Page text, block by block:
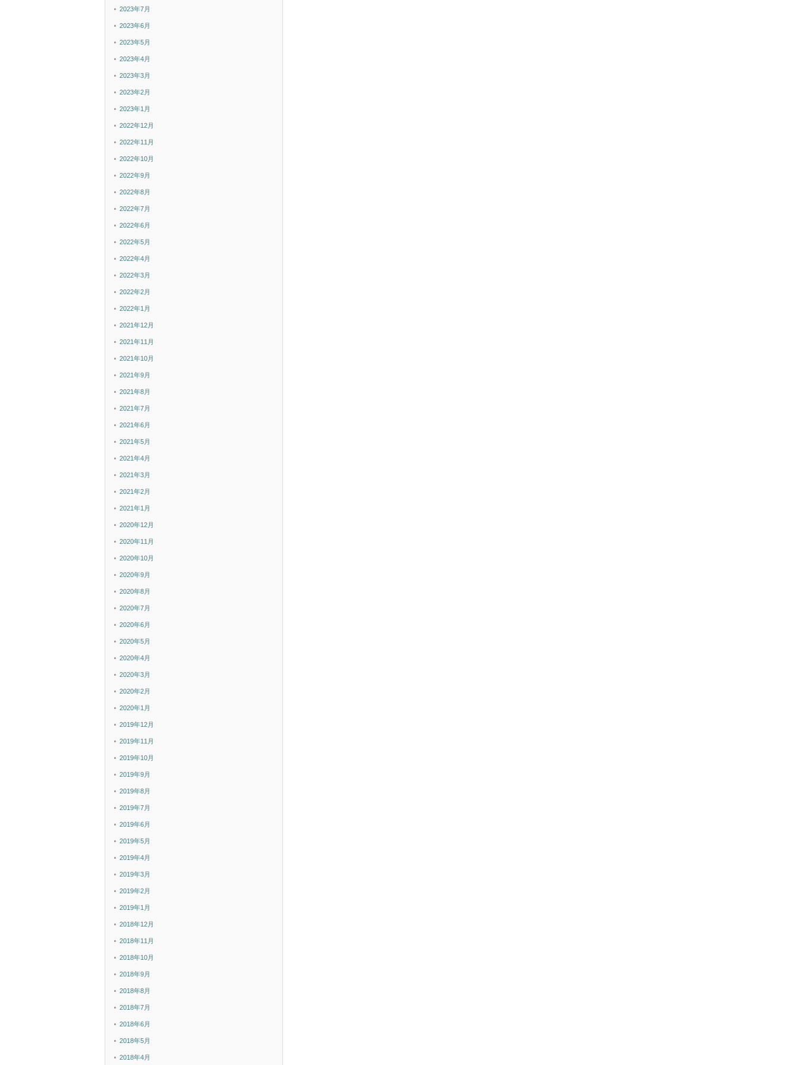
2023年7月
2023年6月
2023年5月
2023年4月
2023年3月
2023年2月
2023年1月
2022年12月
2022年11月
2022年10月
2022年9月
2022年8月
2022年7月
2022年6月
2022年5月
2022年4月
2022年3月
2022年2月
2022年1月
2021年12月
2021年11月
2021年10月
2021年9月
2021年8月
2021年7月
2021年6月
2021年5月
2021年4月
2021年3月
2021年2月
2021年1月
2020年12月
2020年11月
2020年10月
2020年9月
2020年8月
2020年7月
2020年6月
2020年5月
2020年4月
2020年3月
2020年2月
2020年1月
2019年12月
2019年11月
2019年10月
2019年9月
2019年8月
2019年7月
2019年6月
2019年5月
2019年4月
2019年3月
2019年2月
2019年1月
2018年12月
2018年11月
2018年10月
2018年9月
2018年8月
2018年7月
2018年6月
2018年5月
2018年4月